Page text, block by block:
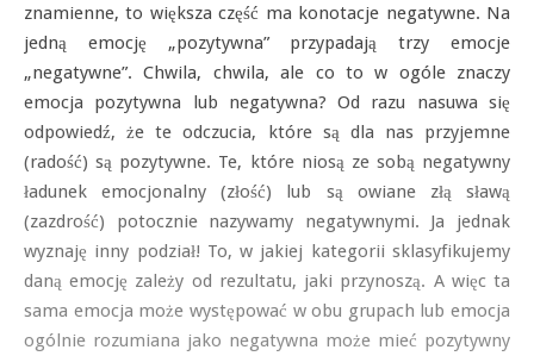
znamienne, to większa część ma konotacje negatywne. Na
jedną emocję „pozytywna” przypadają trzy emocje
„negatywne”. Chwila, chwila, ale co to w ogóle znaczy
emocja pozytywna lub negatywna? Od razu nasuwa się
odpowiedź, że te odczucia, które są dla nas przyjemne
(radość) są pozytywne. Te, które niosą ze sobą negatywny
ładunek emocjonalny (złość) lub są owiane złą sławą
(zazdrość) potocznie nazywamy negatywnymi. Ja jednak
wyznaję inny podział! To, w jakiej kategorii sklasyfikujemy
daną emocję zależy od rezultatu, jaki przynoszą. A więc ta
sama emocja może występować w obu grupach lub emocja
ogólnie rozumiana jako negatywna może mieć pozytywny